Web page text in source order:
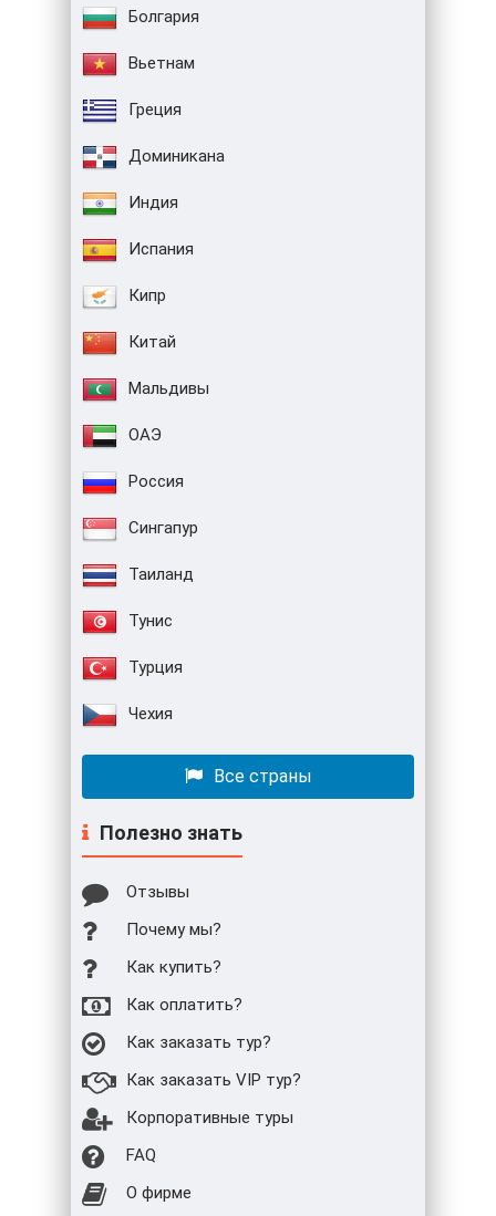
Болгария
Вьетнам
Греция
Доминикана
Индия
Испания
Кипр
Китай
Мальдивы
ОАЭ
Россия
Сингапур
Таиланд
Тунис
Турция
Чехия
Все страны
Полезно знать
Отзывы
Почему мы?
Как купить?
Как оплатить?
Как заказать тур?
Как заказать VIP тур?
Корпоративные туры
FAQ
О фирме